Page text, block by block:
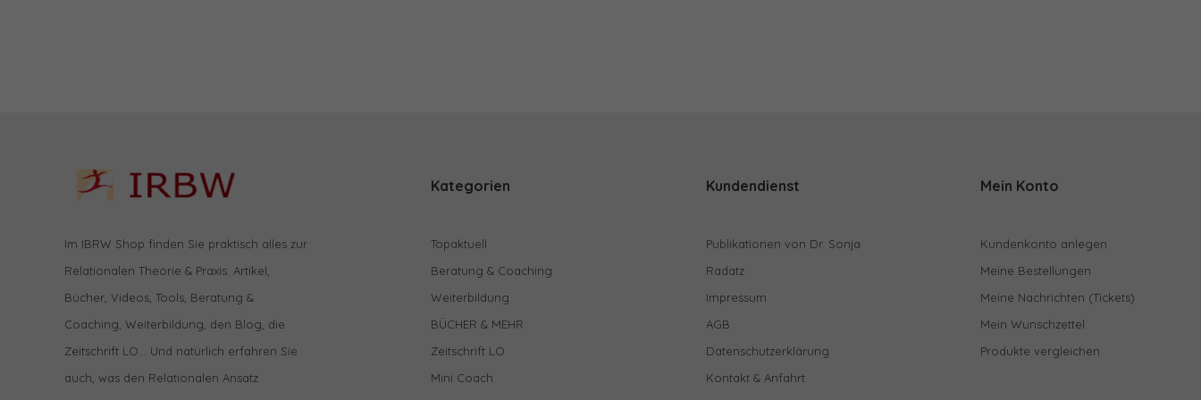
Im IBRW Shop finden Sie praktisch alles zur
Relationalen Theorie & Praxis: Artikel,
Bücher, Videos, Tools, Beratung &
Coaching, Weiterbildung, den Blog, die
Zeitschrift LO… Und natürlich erfahren Sie
auch, was den Relationalen Ansatz
Kategorien
Topaktuell
Beratung & Coaching
Weiterbildung
BÜCHER & MEHR
Zeitschrift LO
Mini Coach
Kundendienst
Publikationen von Dr. Sonja
Radatz
Impressum
AGB
Datenschutzerklärung
Kontakt & Anfahrt
Mein Konto
Kundenkonto anlegen
Meine Bestellungen
Meine Nachrichten (Tickets)
Mein Wunschzettel
Produkte vergleichen